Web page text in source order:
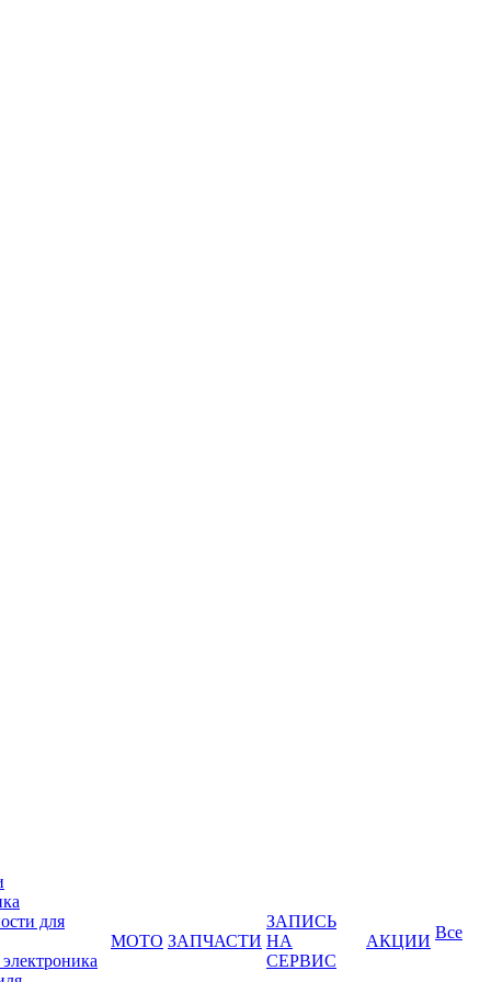
для
МОТО ЗАПЧАСТИ
ЗАПИСЬ
НА
СЕРВИС
АКЦИИ Все